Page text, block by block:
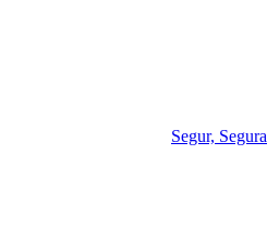
Segur, Segura